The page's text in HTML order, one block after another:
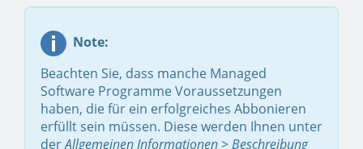
Note:
Beachten Sie, dass manche Managed
Software Programme Voraussetzungen
haben, die für ein erfolgreiches Abbonieren
erfüllt sein müssen. Diese werden Ihnen unter
derAllgemeinen Informationen>Beschreibung